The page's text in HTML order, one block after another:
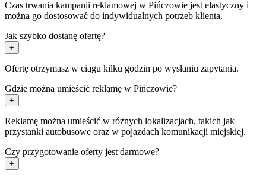
Czas trwania kampanii reklamowej w Pińczowie jest elastyczny i
można go dostosować do indywidualnych potrzeb klienta.
Jak szybko dostanę ofertę?
+
Ofertę otrzymasz w ciągu kilku godzin po wysłaniu zapytania.
Gdzie można umieścić reklamę w Pińczowie?
+
Reklamę można umieścić w różnych lokalizacjach, takich jak
przystanki autobusowe oraz w pojazdach komunikacji miejskiej.
Czy przygotowanie oferty jest darmowe?
+